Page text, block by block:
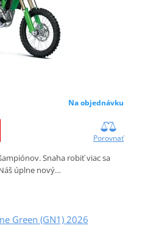
Na objednávku
Porovnať
Snaha robiť viac sa
úplne nový…
Green (GN1) 2026